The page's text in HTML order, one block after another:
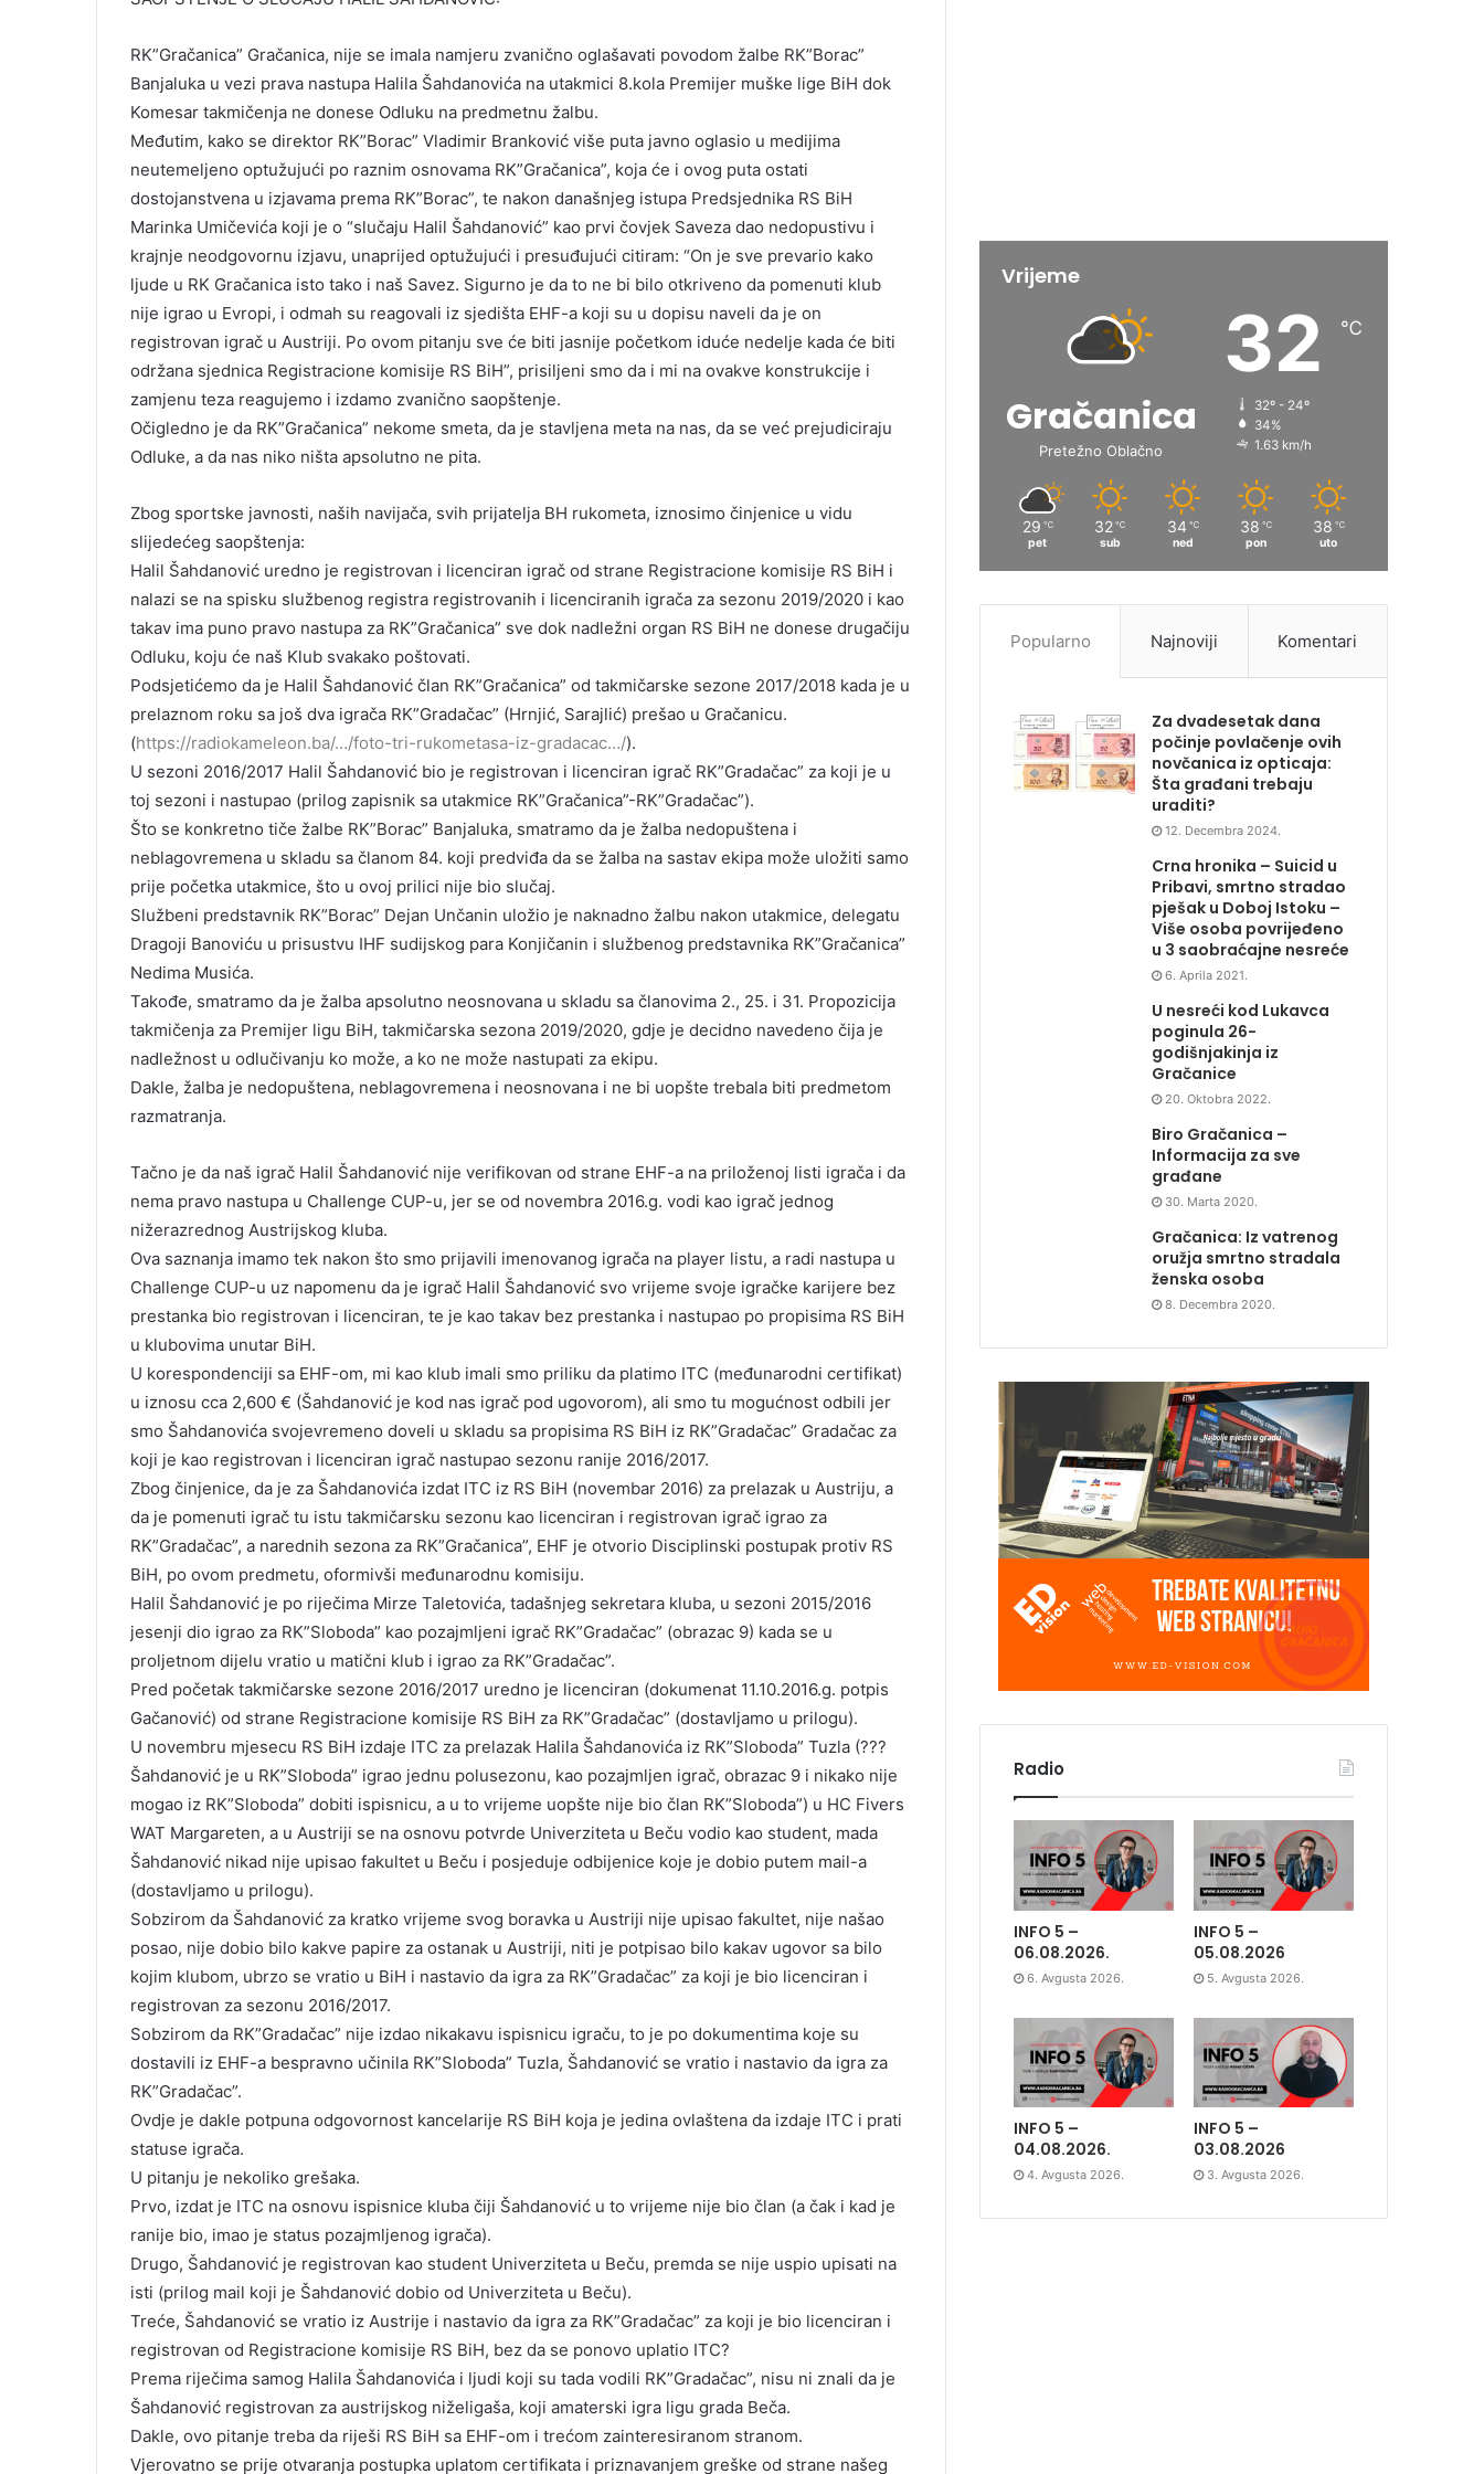
RK”Gračanica” Gračanica, nije se imala namjeru zvanično oglašavati povodom žalbe RK”Borac”
Banjaluka u vezi prava nastupa Halila Šahdanovića na utakmici 8.kola Premijer muške lige BiH dok
Komesar takmičenja ne donese Odluku na predmetnu žalbu.
Međutim, kako se direktor RK”Borac” Vladimir Branković više puta javno oglasio u medijima
neutemeljeno optužujući po raznim osnovama RK”Gračanica”, koja će i ovog puta ostati
dostojanstvena u izjavama prema RK”Borac”, te nakon današnjeg istupa Predsjednika RS BiH
Marinka Umičevića koji je o “slučaju Halil Šahdanović” kao prvi čovjek Saveza dao nedopustivu i
krajnje neodgovornu izjavu, unaprijed optužujući i presuđujući citiram: “On je sve prevario kako
ljude u RK Gračanica isto tako i naš Savez. Sigurno je da to ne bi bilo otkriveno da pomenuti klub
nije igrao u Evropi, i odmah su reagovali iz sjedišta EHF-a koji su u dopisu naveli da je on
registrovan igrač u Austriji. Po ovom pitanju sve će biti jasnije početkom iduće nedelje kada će biti
održana sjednica Registracione komisije RS BiH”, prisiljeni smo da i mi na ovakve konstrukcije i
zamjenu teza reagujemo i izdamo zvanično saopštenje.
Očigledno je da RK”Gračanica” nekome smeta, da je stavljena meta na nas, da se već prejudiciraju
Odluke, a da nas niko ništa apsolutno ne pita.
Zbog sportske javnosti, naših navijača, svih prijatelja BH rukometa, iznosimo činjenice u vidu
slijedećeg saopštenja:
Halil Šahdanović uredno je registrovan i licenciran igrač od strane Registracione komisije RS BiH i
nalazi se na spisku službenog registra registrovanih i licenciranih igrača za sezonu 2019/2020 i kao
takav ima puno pravo nastupa za RK”Gračanica” sve dok nadležni organ RS BiH ne donese drugačiju
Odluku, koju će naš Klub svakako poštovati.
Podsjetićemo da je Halil Šahdanović član RK”Gračanica” od takmičarske sezone 2017/2018 kada je u
prelaznom roku sa još dva igrača RK”Gradačac” (Hrnjić, Sarajlić) prešao u Gračanicu.
(https://radiokameleon.ba/…/foto-tri-rukometasa-iz-gradacac…/).
U sezoni 2016/2017 Halil Šahdanović bio je registrovan i licenciran igrač RK”Gradačac” za koji je u
toj sezoni i nastupao (prilog zapisnik sa utakmice RK”Gračanica”-RK”Gradačac”).
Što se konkretno tiče žalbe RK”Borac” Banjaluka, smatramo da je žalba nedopuštena i
neblagovremena u skladu sa članom 84. koji predviđa da se žalba na sastav ekipa može uložiti samo
prije početka utakmice, što u ovoj prilici nije bio slučaj.
Službeni predstavnik RK”Borac” Dejan Unčanin uložio je naknadno žalbu nakon utakmice, delegatu
Dragoji Banoviću u prisustvu IHF sudijskog para Konjičanin i službenog predstavnika RK”Gračanica”
Nedima Musića.
Takođe, smatramo da je žalba apsolutno neosnovana u skladu sa članovima 2., 25. i 31. Propozicija
takmičenja za Premijer ligu BiH, takmičarska sezona 2019/2020, gdje je decidno navedeno čija je
nadležnost u odlučivanju ko može, a ko ne može nastupati za ekipu.
Dakle, žalba je nedopuštena, neblagovremena i neosnovana i ne bi uopšte trebala biti predmetom
razmatranja.
Tačno je da naš igrač Halil Šahdanović nije verifikovan od strane EHF-a na priloženoj listi igrača i da
nema pravo nastupa u Challenge CUP-u, jer se od novembra 2016.g. vodi kao igrač jednog
nižerazrednog Austrijskog kluba.
Ova saznanja imamo tek nakon što smo prijavili imenovanog igrača na player listu, a radi nastupa u
Challenge CUP-u uz napomenu da je igrač Halil Šahdanović svo vrijeme svoje igračke karijere bez
prestanka bio registrovan i licenciran, te je kao takav bez prestanka i nastupao po propisima RS BiH
u klubovima unutar BiH.
U korespondenciji sa EHF-om, mi kao klub imali smo priliku da platimo ITC (međunarodni certifikat)
u iznosu cca 2,600 € (Šahdanović je kod nas igrač pod ugovorom), ali smo tu mogućnost odbili jer
smo Šahdanovića svojevremeno doveli u skladu sa propisima RS BiH iz RK”Gradačac” Gradačac za
koji je kao registrovan i licenciran igrač nastupao sezonu ranije 2016/2017.
Zbog činjenice, da je za Šahdanovića izdat ITC iz RS BiH (novembar 2016) za prelazak u Austriju, a
da je pomenuti igrač tu istu takmičarsku sezonu kao licenciran i registrovan igrač igrao za
RK”Gradačac”, a narednih sezona za RK”Gračanica”, EHF je otvorio Disciplinski postupak protiv RS
BiH, po ovom predmetu, oformivši međunarodnu komisiju.
Halil Šahdanović je po riječima Mirze Taletovića, tadašnjeg sekretara kluba, u sezoni 2015/2016
jesenji dio igrao za RK”Sloboda” kao pozajmljeni igrač RK”Gradačac” (obrazac 9) kada se u
proljetnom dijelu vratio u matični klub i igrao za RK”Gradačac”.
Pred početak takmičarske sezone 2016/2017 uredno je licenciran (dokumenat 11.10.2016.g. potpis
Gačanović) od strane Registracione komisije RS BiH za RK”Gradačac” (dostavljamo u prilogu).
U novembru mjesecu RS BiH izdaje ITC za prelazak Halila Šahdanovića iz RK”Sloboda” Tuzla (???
Šahdanović je u RK”Sloboda” igrao jednu polusezonu, kao pozajmljen igrač, obrazac 9 i nikako nije
mogao iz RK”Sloboda” dobiti ispisnicu, a u to vrijeme uopšte nije bio član RK”Sloboda”) u HC Fivers
WAT Margareten, a u Austriji se na osnovu potvrde Univerziteta u Beču vodio kao student, mada
Šahdanović nikad nije upisao fakultet u Beču i posjeduje odbijenice koje je dobio putem mail-a
(dostavljamo u prilogu).
Sobzirom da Šahdanović za kratko vrijeme svog boravka u Austriji nije upisao fakultet, nije našao
posao, nije dobio bilo kakve papire za ostanak u Austriji, niti je potpisao bilo kakav ugovor sa bilo
kojim klubom, ubrzo se vratio u BiH i nastavio da igra za RK”Gradačac” za koji je bio licenciran i
registrovan za sezonu 2016/2017.
Sobzirom da RK”Gradačac” nije izdao nikakavu ispisnicu igraču, to je po dokumentima koje su
dostavili iz EHF-a bespravno učinila RK”Sloboda” Tuzla, Šahdanović se vratio i nastavio da igra za
RK”Gradačac”.
Ovdje je dakle potpuna odgovornost kancelarije RS BiH koja je jedina ovlaštena da izdaje ITC i prati
statuse igrača.
U pitanju je nekoliko grešaka.
Prvo, izdat je ITC na osnovu ispisnice kluba čiji Šahdanović u to vrijeme nije bio član (a čak i kad je
ranije bio, imao je status pozajmljenog igrača).
Drugo, Šahdanović je registrovan kao student Univerziteta u Beču, premda se nije uspio upisati na
isti (prilog mail koji je Šahdanović dobio od Univerziteta u Beču).
Treće, Šahdanović se vratio iz Austrije i nastavio da igra za RK”Gradačac” za koji je bio licenciran i
registrovan od Registracione komisije RS BiH, bez da se ponovo uplatio ITC?
Prema riječima samog Halila Šahdanovića i ljudi koji su tada vodili RK”Gradačac”, nisu ni znali da je
Šahdanović registrovan za austrijskog niželigaša, koji amaterski igra ligu grada Beča.
Dakle, ovo pitanje treba da riješi RS BiH sa EHF-om i trećom zainteresiranom stranom.
Vjerovatno se prije otvaranja postupka uplatom certifikata i priznavanjem greške od strane našeg
Vrijeme
Gračanica
Pretežno Oblačno
32 ℃
32º - 24º
34%
1.63 km/h
29 ℃
pet
32 ℃
sub
34 ℃
ned
38 ℃
pon
38 ℃
uto
Popularno Najnoviji Komentari
Za dvadesetak dana
počinje povlačenje ovih
novčanica iz opticaja:
Šta građani trebaju
uraditi?
12. Decembra 2024.
Crna hronika – Suicid u
Pribavi, smrtno stradao
pješak u Doboj Istoku –
Više osoba povrijeđeno
u 3 saobraćajne nesreće
6. Aprila 2021.
U nesreći kod Lukavca
poginula 26-
godišnjakinja iz
Gračanice
20. Oktobra 2022.
Biro Gračanica –
Informacija za sve
građane
30. Marta 2020.
Gračanica: Iz vatrenog
oružja smrtno stradala
ženska osoba
8. Decembra 2020.
Radio
INFO 5 –
06.08.2026.
6. Avgusta 2026.
INFO 5 –
05.08.2026
5. Avgusta 2026.
INFO 5 –
04.08.2026.
4. Avgusta 2026.
INFO 5 –
03.08.2026
3. Avgusta 2026.